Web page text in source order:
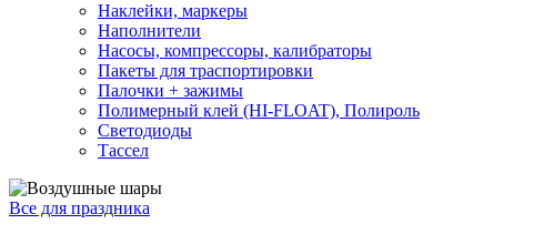
Наклейки, маркеры
Наполнители
Насосы, компрессоры, калибраторы
Пакеты для траспортировки
Палочки + зажимы
Полимерный клей (HI-FLOAT), Полироль
Светодиоды
Тассел
Все для праздника